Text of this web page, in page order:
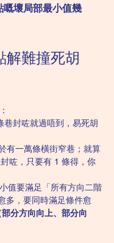
嘅壞局部最小值幾
解難撞死胡
巷封咗就過唔到，易死胡
有一萬條橫街窄巷；就算
咗，只要有 1 條得，你
值要滿足「所有方向二階
多，要同時滿足條件愈
分方向向上、部分向